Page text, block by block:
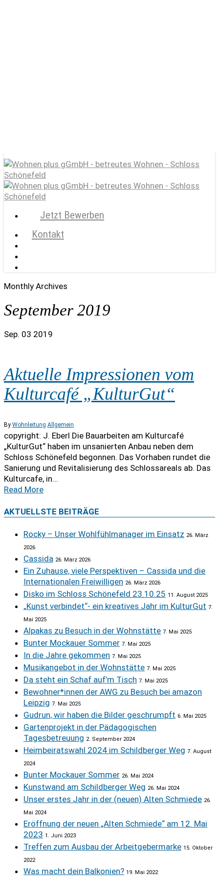
search
account
Menu
Jetzt Bewerben
Kontakt
Monthly Archives
September 2019
Sep. 03 2019
Aktuelle Impressionen vom
Kulturcafé „KulturGut“
By Wohnleitung Allgemein
copyright: J. Eberl Die Bauarbeiten am Kulturcafé
„KulturGut“ haben im unsanierten Anbau neben dem
Schloss Schönefeld begonnen. Das Vorhaben rundet die
Sanierung und Revitalisierung des Schlossareals ab. Das
Kulturcafe, in...
Read More
AKTUELLSTE BEITRÄGE
Rocky – Unser Wohlfühlmanager im Einsatz 26. März
2026
Cassida 26. März 2026
Ein Zuhause, viele Perspektiven – Cassida und die
Internationalen Freiwilligen 26. März 2026
Disko im Schloss Schönefeld 23.10.25 11. August 2025
„Kunst verbindet“- ein kreatives Jahr im KulturGut 7.
Mai 2025
Alpakas zu Besuch in der Wohnstätte 7. Mai 2025
Bunter Mockauer Sommer 7. Mai 2025
In die Jahre gekommen 7. Mai 2025
Musikangebot in der Wohnstätte 7. Mai 2025
Da steht ein Schaf auf’m Tisch 7. Mai 2025
Bewohner*innen der AWG zu Besuch bei amazon
Leipzig 7. Mai 2025
Gudrun, wir haben die Bilder geschrumpft 6. Mai 2025
Gartenprojekt in der Pädagogischen
Tagesbetreuung 2. September 2024
Heimbeiratswahl 2024 im Schildberger Weg 7. August
2024
Bunter Mockauer Sommer 26. Mai 2024
Kunstwand am Schildberger Weg 26. Mai 2024
Unser erstes Jahr in der (neuen) Alten Schmiede 26.
Mai 2024
Eröffnung der neuen „Alten Schmiede“ am 12. Mai
2023 1. Juni 2023
Treffen zum Ausbau der Arbeitgebermarke 15. Oktober
2022
Was macht dein Balkonien? 19. Mai 2022